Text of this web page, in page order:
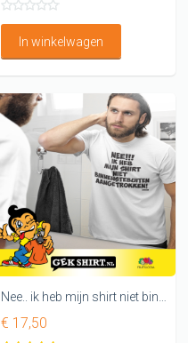
In winkelwagen
Nee.. ik heb mijn shirt niet binnenstebuiten aangetrokken
€ 17,50